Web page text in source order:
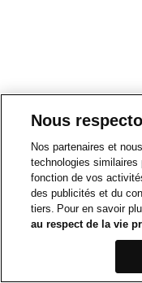
Nous
Nos partenaires et
technologies similaires
fonction de vos
des publicités et du
tiers. Pour en savoir
au respect de la vie